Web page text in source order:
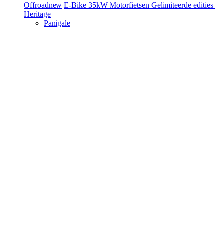
Offroadnew E-Bike 35kW Motorfietsen Gelimiteerde edities
Heritage
Panigale